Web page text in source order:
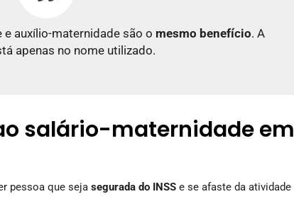
auxílio-maternidade são o mesmo benefício. A
apenas no nome utilizado.
salário-maternidade em
pessoa que seja segurada do INSS e se afaste da atividade